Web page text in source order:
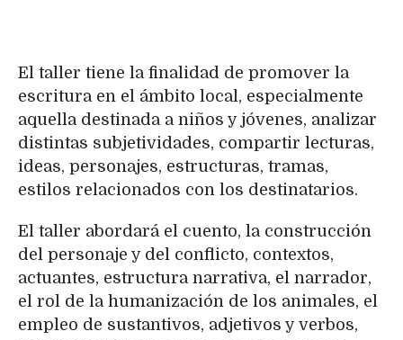
El taller tiene la finalidad de promover la
escritura en el ámbito local, especialmente
aquella destinada a niños y jóvenes, analizar
distintas subjetividades, compartir lecturas,
ideas, personajes, estructuras, tramas,
estilos relacionados con los destinatarios.
El taller abordará el cuento, la construcción
del personaje y del conflicto, contextos,
actuantes, estructura narrativa, el narrador,
el rol de la humanización de los animales, el
empleo de sustantivos, adjetivos y verbos,